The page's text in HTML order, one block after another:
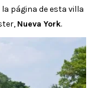
la página de esta villa
Nueva York.